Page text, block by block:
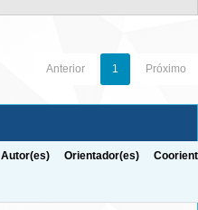
Anterior 1 Próximo
Autor(es) Orientador(es)